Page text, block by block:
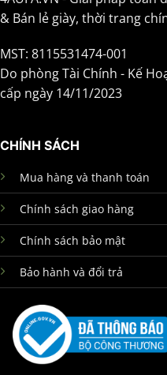
& Bán lẻ giày, thời trang
MST: 8115531474-001
Do phòng Tài Chính - Kế
cấp ngày 14/11/2023
CHÍNH SÁCH
Mua hàng và thanh toán
Chính sách giao hàng
Chính sách bảo mật
Bảo hành và đổi trả